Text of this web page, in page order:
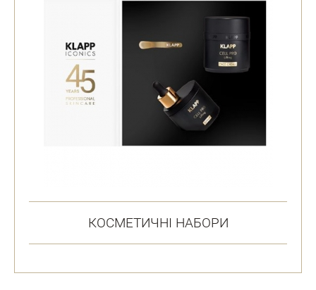
КОСМЕТИЧНІ НАБОРИ